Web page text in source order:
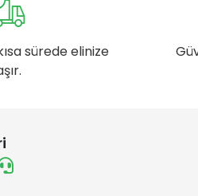
sürede elinize